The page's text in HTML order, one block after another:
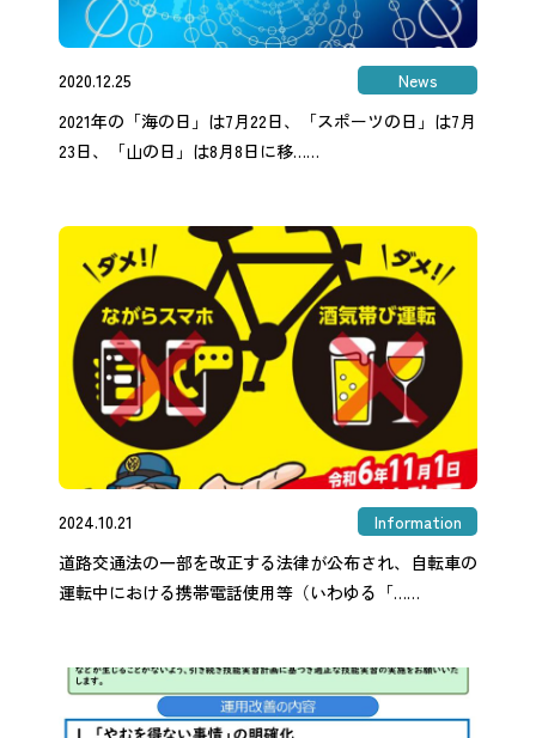
2020.12.25
News
2021年の「海の日」は7月22日、「スポーツの日」は7月
23日、「山の日」は8月8日に移……
2024.10.21
Information
道路交通法の一部を改正する法律が公布され、自転車の
運転中における携帯電話使用等（いわゆる「……